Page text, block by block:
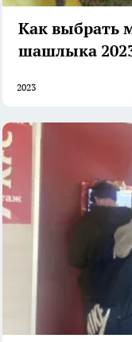
Как выбрать
шашлыка
2023